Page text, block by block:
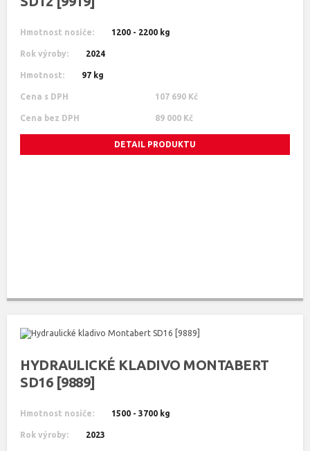
Hmotnost nosiče: 1200 - 2200 kg
Rok výroby: 2024
Hmotnost: 97 kg
Cena s DPH 107 690 Kč
Cena bez DPH 89 000 Kč
DETAIL PRODUKTU
HYDRAULICKÉ KLADIVO MONTABERT
SD16 [9889]
Hmotnost nosiče: 1500 - 3700 kg
Rok výroby: 2023